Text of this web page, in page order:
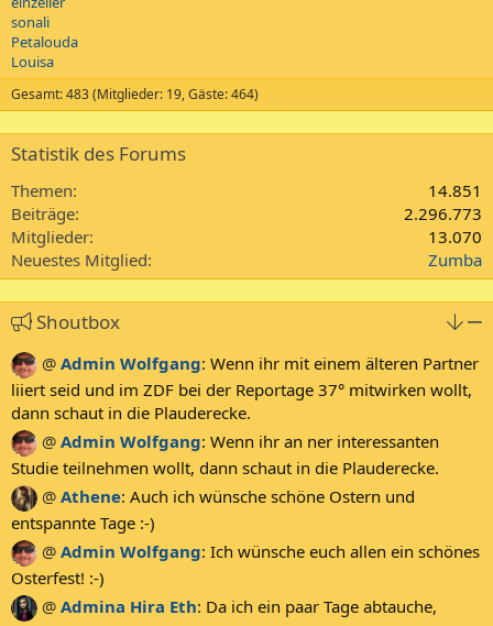
sonali
Petalouda
Louisa
Gesamt: 483 (Mitglieder: 19, Gäste: 464)
Statistik des Forums
Themen
14.851
Beiträge
2.296.773
Mitglieder
13.070
Neuestes Mitglied
Zumba
Shoutbox
@ Admin Wolfgang: Wenn ihr mit einem älteren Partner
liiert seid und im ZDF bei der Reportage 37° mitwirken wollt,
dann schaut in die Plauderecke.
@ Admin Wolfgang: Wenn ihr an ner interessanten
Studie teilnehmen wollt, dann schaut in die Plauderecke.
@ Athene: Auch ich wünsche schöne Ostern und
entspannte Tage :-)
@ Admin Wolfgang: Ich wünsche euch allen ein schönes
Osterfest! :-)
@ Admina Hira Eth: Da ich ein paar Tage abtauche,